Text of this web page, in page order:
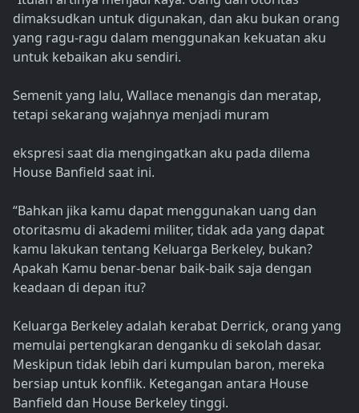
dimaksudkan untuk digunakan, dan aku bukan orang
yang ragu-ragu dalam menggunakan kekuatan aku
untuk kebaikan aku sendiri.
Semenit yang lalu, Wallace menangis dan meratap,
tetapi sekarang wajahnya menjadi muram
ekspresi saat dia mengingatkan aku pada dilema
House Banfield saat ini.
“Bahkan jika kamu dapat menggunakan uang dan
otoritasmu di akademi militer, tidak ada yang dapat
kamu lakukan tentang Keluarga Berkeley, bukan?
Apakah Kamu benar-benar baik-baik saja dengan
keadaan di depan itu?
Keluarga Berkeley adalah kerabat Derrick, orang yang
memulai pertengkaran denganku di sekolah dasar.
Meskipun tidak lebih dari kumpulan baron, mereka
bersiap untuk konflik. Ketegangan antara House
Banfield dan House Berkeley tinggi.